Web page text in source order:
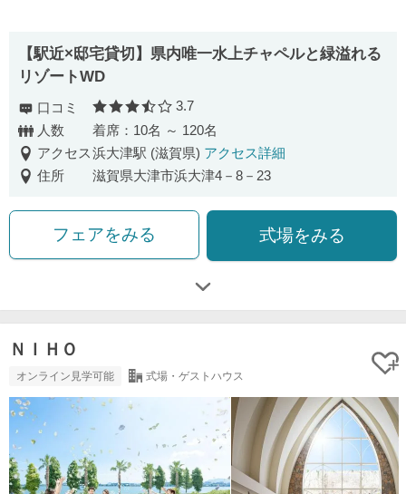
【駅近×邸宅貸切】県内唯一水上チャペルと緑溢れる
リゾートWD
口コミ 口コミ評価
3.7
人数
着席：10名 ～ 120名
アクセス浜大津駅 (滋賀県) アクセス詳細
住所
滋賀県大津市浜大津4－8－23
フェアをみる 式場をみる
ＮＩＨＯ
オンライン見学可能 式場・ゲストハウス